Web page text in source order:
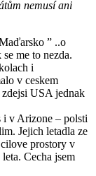
nemusí ani
” ..o
me to nezda.
i
v ceskem
USA jednak
v Arizone – polsti
Jejich letadla ze
prostory v
Cecha jsem